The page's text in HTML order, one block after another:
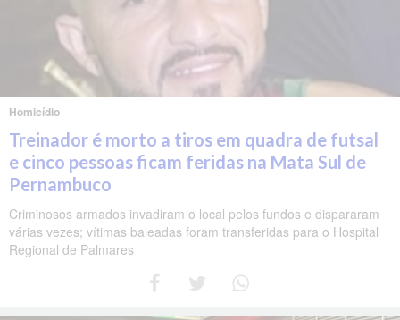
Homicídio
Treinador é morto a tiros em quadra de futsal
e cinco pessoas ficam feridas na Mata Sul de
Pernambuco
Criminosos armados invadiram o local pelos fundos e dispararam
várias vezes; vítimas baleadas foram transferidas para o Hospital
Regional de Palmares